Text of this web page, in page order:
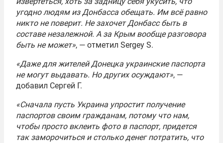
угодно людям из Донбасса обещать. Им всё равно
никто не поверит. Не захочет Донбасс быть в
составе незалежной. А за Крым вообще разговора
быть не может», — отметил Sergey S.
«Даже для жителей Донецка украинские паспорта
не могут выдавать. Но других осуждают», —
добавил Сергей Г.
«Сначала пусть Украина упростит получение
паспортов своим гражданам, потому что нам,
чтобы просто вклеить фото в паспорт, придется
так заморочиться и столько денег потратить, что